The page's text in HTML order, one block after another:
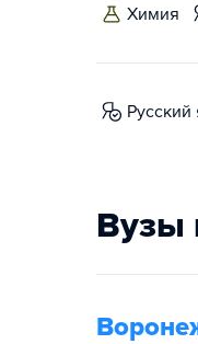
химия
Вузы